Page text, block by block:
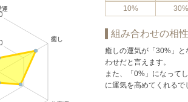
10%
30%
組み合わせの相性
癒しの運気が「30%」
わせだと言えます。
また、「0%」になって
に運気を高めてくれるで